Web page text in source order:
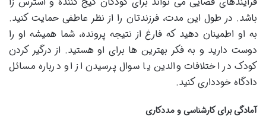
باشد. در طول این مدت، فرزندتان را از نظر عاطفی حمایت کنید.
به او اطمینان دهید که فارغ از نتیجه پرونده، شما همیشه او را
دوست دارید و به فکر بهترین ها برای او هستید. از درگیر کردن
کودک در اختلافات والدین یا سوال پرسیدن از او درباره مسائل
دادگاه خودداری کنید.
آمادگی برای کارشناسی و مددکاری